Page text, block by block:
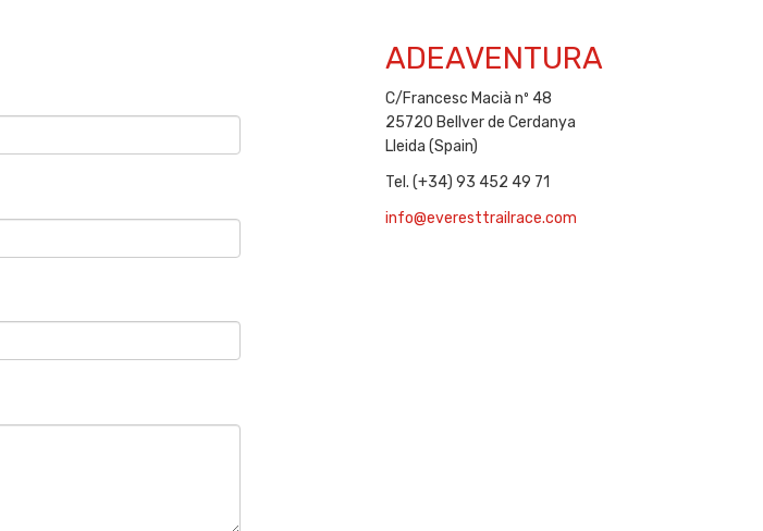
ADEAVENTURA
C/Francesc Macià nº 48
25720 Bellver de Cerdanya
Lleida (Spain)
Tel. (+34) 93 452 49 71
info@everesttrailrace.com